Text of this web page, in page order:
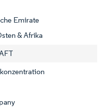
Emirate
& Afrika